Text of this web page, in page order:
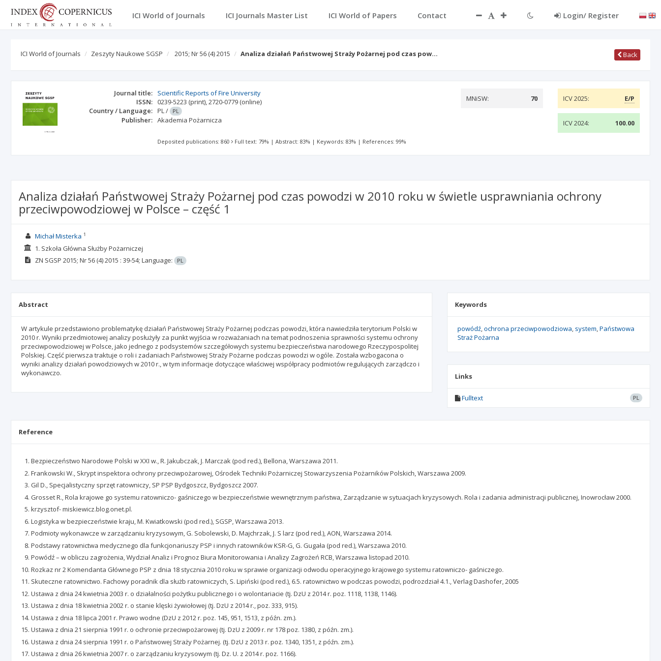
ICI World of Journals ICI Journals Master List ICI World of Papers Contact Login/ Register
ICI World of Journals Zeszyty Naukowe SGSP 2015; Nr 56 (4) 2015 Analiza działań Państwowej Straży Pożarnej pod czas pow… Back
Journal title:
Scientific Reports of Fire University
ISSN: 0239-5223 (print),2720-0779 (online)
Country / Language: PL/ PL
Publisher: Akademia Pożarnicza
MNiSW: 70 ICV 2025: E/P
ICV 2024: 100.00
Deposited publications: 860 Full text: 79% |Abstract: 83% | Keywords: 83% | References: 99%
Analiza działań Państwowej Straży Pożarnej pod czas powodzi w 2010 roku w świetle usprawniania ochrony
przeciwpowodziowej w Polsce – część 1
Michał Misterka 1
1. Szkoła Główna Służby Pożarniczej
ZN SGSP 2015; Nr 56 (4) 2015 : 39-54; Language: PL
Abstract
W artykule przedstawiono problematykę działań Państwowej Straży Pożarnej podczas powodzi, która nawiedziła terytorium Polski w
2010 r. Wyniki przedmiotowej analizy posłużyły za punkt wyjścia w rozważaniach na temat podnoszenia sprawności systemu ochrony
przeciwpowodziowej w Polsce, jako jednego z podsystemów szczegółowych systemu bezpieczeństwa narodowego Rzeczypospolitej
Polskiej. Część pierwsza traktuje o roli i zadaniach Państwowej Straży Pożarne podczas powodzi w ogóle. Została wzbogacona o
wyniki analizy działań powodziowych w 2010 r., w tym informacje dotyczące właściwej współpracy podmiotów regulujących zarządczo i
wykonawczo.
Keywords
powódź ochrona przeciwpowodziowa system Państwowa
Straż Pożarna
Links
Fulltext PL
Reference
Bezpieczeństwo Narodowe Polski w XXI w., R. Jakubczak, J. Marczak (pod red.), Bellona, Warszawa 2011.
Frankowski W., Skrypt inspektora ochrony przeciwpożarowej, Ośrodek Techniki Pożarniczej Stowarzyszenia Pożarników Polskich, Warszawa 2009.
Gil D., Specjalistyczny sprzęt ratowniczy, SP PSP Bydgoszcz, Bydgoszcz 2007.
Grosset R., Rola krajowe go systemu ratowniczo- gaśniczego w bezpieczeństwie wewnętrznym państwa, Zarządzanie w sytuacjach kryzysowych. Rola i zadania administracji publicznej, Inowrocław 2000.
krzysztof- miskiewicz.blog.onet.pl.
Logistyka w bezpieczeństwie kraju, M. Kwiatkowski (pod red.), SGSP, Warszawa 2013.
Podmioty wykonawcze w zarządzaniu kryzysowym, G. Sobolewski, D. Majchrzak, J. S larz (pod red.), AON, Warszawa 2014.
Podstawy ratownictwa medycznego dla funkcjonariuszy PSP i innych ratowników KSR-G, G. Gugała (pod red.), Warszawa 2010.
Powódź – w obliczu zagrożenia, Wydział Analiz i Prognoz Biura Monitorowania i Analizy Zagrożeń RCB, Warszawa listopad 2010.
Rozkaz nr 2 Komendanta Głównego PSP z dnia 18 stycznia 2010 roku w sprawie organizacji odwodu operacyjnego krajowego systemu ratowniczo- gaśniczego.
Skuteczne ratownictwo. Fachowy poradnik dla służb ratowniczych, S. Lipiński (pod red.), 6.5. ratownictwo w podczas powodzi, podrozdział 4.1., Verlag Dashofer, 2005
Ustawa z dnia 24 kwietnia 2003 r. o działalności pożytku publicznego i o wolontariacie (tj. DzU z 2014 r. poz. 1118, 1138, 1146).
Ustawa z dnia 18 kwietnia 2002 r. o stanie klęski żywiołowej (tj. DzU z 2014 r., poz. 333, 915).
Ustawa z dnia 18 lipca 2001 r. Prawo wodne (DzU z 2012 r. poz. 145, 951, 1513, z późn. zm.).
Ustawa z dnia 21 sierpnia 1991 r. o ochronie przeciwpożarowej (tj. DzU z 2009 r. nr 178 poz. 1380, z późn. zm.).
Ustawa z dnia 24 sierpnia 1991 r. o Państwowej Straży Pożarnej. (tj. DzU z 2013 r. poz. 1340, 1351, z późn. zm.).
Ustawa z dnia 26 kwietnia 2007 r. o zarządzaniu kryzysowym (tj. Dz. U. z 2014 r. poz. 1166).